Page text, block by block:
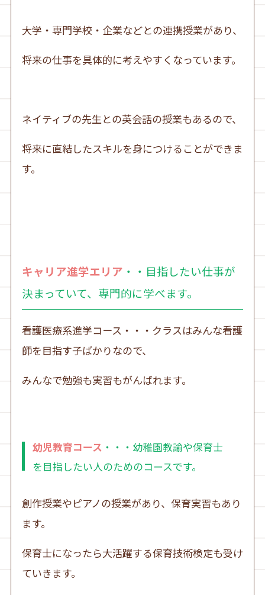
大学・専門学校・企業などとの連携授業があり、
将来の仕事を具体的に考えやすくなっています。
ネイティブの先生との英会話の授業もあるので、
将来に直結したスキルを身につけることができま
す。
キャリア進学エリア ・・目指したい仕事が
決まっていて、専門的に学べます。
看護医療系進学コース・・・クラスはみんな看護
師を目指す子ばかりなので、
みんなで勉強も実習もがんばれます。
幼児教育コース ・・・幼稚園教諭や保育士
を目指したい人のためのコースです。
創作授業やピアノの授業があり、保育実習もあり
ます。
保育士になったら大活躍する保育技術検定も受け
ていきます。